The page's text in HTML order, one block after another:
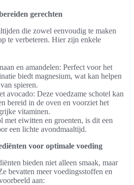
gerechten
die zowel eenvoudig te maken
te verbeteren. Hier zijn enkele
en amandelen: Perfect voor het
biedt magnesium, wat kan helpen
spieren.
avocado: Deze voedzame schotel kan
bereid in de oven en voorziet het
vitaminen.
met eiwitten en groenten, is dit een
een lichte avondmaaltijd.
voor optimale voeding
bieden niet alleen smaak, maar
bevatten meer voedingsstoffen en
aan: